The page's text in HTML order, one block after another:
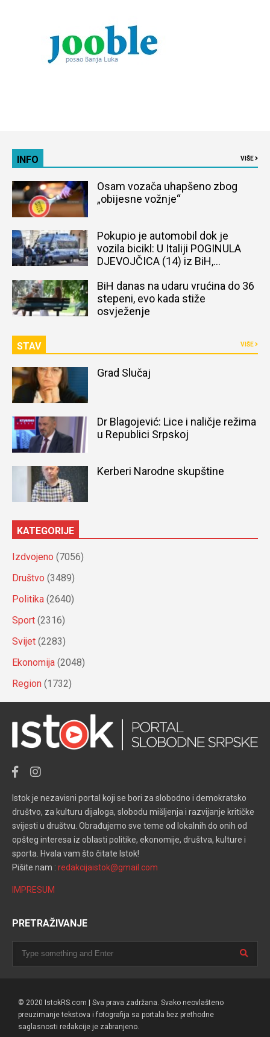
INFO VIŠE
Osam vozača uhapšeno zbog
„obijesne vožnje“
Pokupio je automobil dok je
vozila bicikl: U Italiji POGINULA
DJEVOJČICA (14) iz BiH,
BiH danas na udaru vrućina do 36
stepeni, evo kada stiže
osvježenje
STAV VIŠE
Grad Slučaj
Dr Blagojević: Lice i naličje režima
u Republici Srpskoj
Kerberi Narodne skupštine
KATEGORIJE
Izdvojeno (7056)
Društvo (3489)
Politika (2640)
Sport (2316)
Svijet (2283)
Ekonomija (2048)
Region (1732)
Istok je nezavisni portal koji se bori za slobodno i demokratsko
društvo, za kulturu dijaloga, slobodu mišljenja i razvijanje kritičke
svijesti u društvu. Obrađujemo sve teme od lokalnih do onih od
opšteg interesa iz oblasti politike, ekonomije, društva, kulture i
sporta. Hvala vam što čitate Istok!
Pišite nam : redakcijaistok@gmail.com
IMPRESUM
PRETRAŽIVANJE
© 2020 IstokRS.com | Sva prava zadržana. Svako neovlašteno
preuzimanje tekstova i fotografija sa portala bez prethodne
saglasnosti redakcije je zabranjeno.